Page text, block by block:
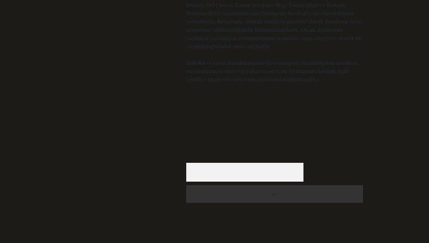
Sitemiz, 5651 Sayılı Kanun gereğince Bilgi Teknolojileri ve İletişim
Kurumu (BTK) tarafından onaylanmış bir Yer Sağlayıcı olarak hizmet
vermektedir. Bu nedenle, sitedeki içerikleri proaktif olarak denetleme veya
araştırma yükümlülüğümüz bulunmamaktadır. Ancak, üyelerimiz
yazdıkları içeriklerin sorumluluğunu taşımakta olup, siteye üye olarak bu
sorumluluğu kabul etmiş sayılırlar.
Hukuka ve yasal düzenlemelere aykırı olduğunu düşündüğünüz içerikleri,
backlinkpanelicomtr@gmail.com adresine bildirmeniz halinde, ilgili
içerikler yasal süre içerisinde sitemizden kaldırılacaktır.